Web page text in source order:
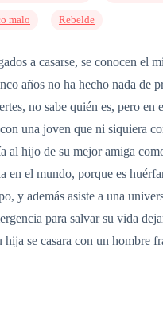
malo Rebelde
a casarse, se conocen el
años no ha hecho nada de
no sabe quién es, pero
una joven que ni siquiera
al hijo de su mejor amiga
en el mundo, porque es
y además asiste a una
para salvar su vida
hija se casara con un hombre